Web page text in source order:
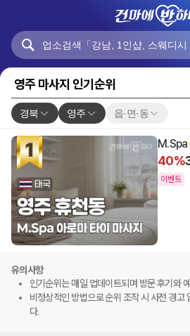
영주 마사지 인기순위
경북 영주 읍·면·동
M.Spa
40%
이벤트
유의사항
인기순위는 매일 업데이트되며 방문 후기와
비정상적인 방법으로 순위 조작 시 사전 경고
다.